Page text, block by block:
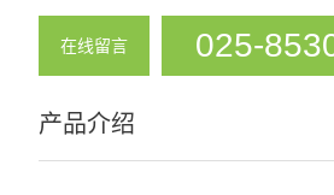
在线留言 025-
产品介绍